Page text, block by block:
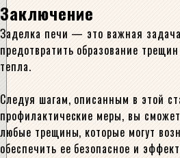
Заключение
Заделка печи — это важная
предотвратить образование
тепла.
Следуя шагам, описанным в этой
профилактические меры, вы
любые трещины, которые могут
обеспечить ее безопасное и